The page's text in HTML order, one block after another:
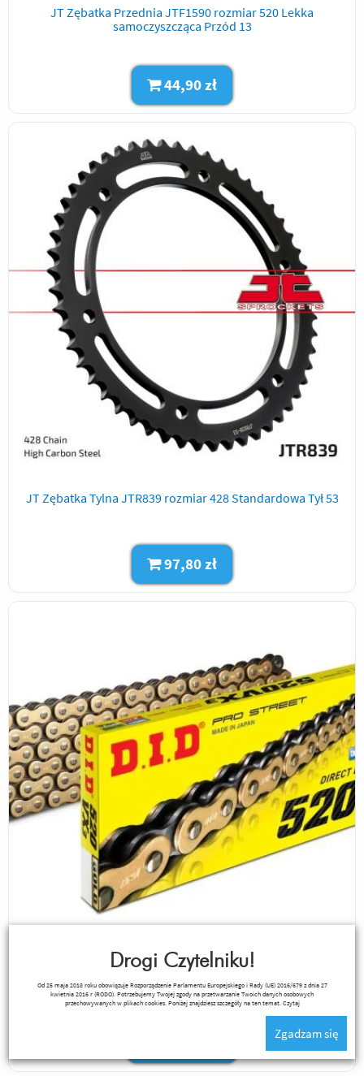
JT Zębatka Przednia JTF1590 rozmiar 520 Lekka
samoczyszcząca Przód 13
44,90 zł
JT Zębatka Tylna JTR839 rozmiar 428 Standardowa Tył 53
97,80 zł
DID 520VX3 Łańcuch Napędowy X-ring Złoty 110 Zakuwka
Drogi Czytelniku!
Od 25 maja 2018 roku obowiązuje Rozporządzenie Parlamentu Europejskiego i Rady (UE) 2016/679 z dnia 27
kwietnia 2016 r (RODO). Potrzebujemy Twojej zgody na przetwarzanie Twoich danych osobowych
przechowywanych w plikach cookies. Poniżej znajdziesz szczegóły na ten temat. Czytaj
Zgadzam się